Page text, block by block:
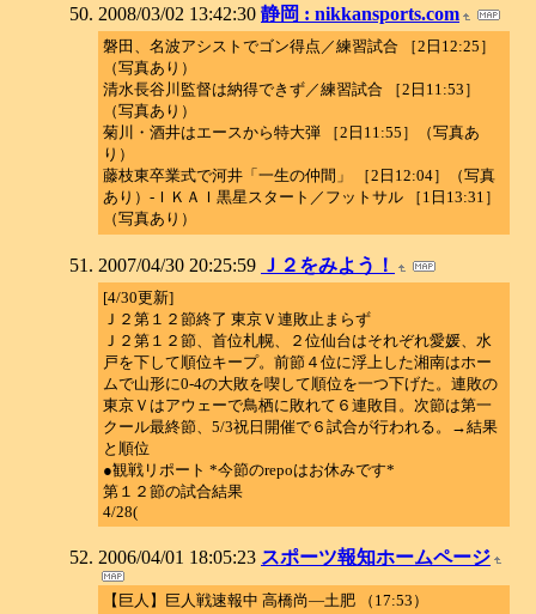
2008/03/02 13:42:30 静岡 : nikkansports.com
磐田、名波アシストでゴン得点／練習試合 ［2日12:25］
（写真あり）
清水長谷川監督は納得できず／練習試合 ［2日11:53］
（写真あり）
菊川・酒井はエースから特大弾 ［2日11:55］（写真あ
り）
藤枝東卒業式で河井「一生の仲間」 ［2日12:04］（写真
あり）-ＩＫＡＩ黒星スタート／フットサル ［1日13:31］
（写真あり）
2007/04/30 20:25:59 Ｊ２をみよう！
[4/30更新]
Ｊ２第１２節終了 東京Ｖ連敗止まらず
Ｊ２第１２節、首位札幌、２位仙台はそれぞれ愛媛、水
戸を下して順位キープ。前節４位に浮上した湘南はホー
ムで山形に0-4の大敗を喫して順位を一つ下げた。連敗の
東京Ｖはアウェーで鳥栖に敗れて６連敗目。次節は第一
クール最終節、5/3祝日開催で６試合が行われる。→結果
と順位
●観戦リポート *今節のrepoはお休みです*
第１２節の試合結果
4/28(
2006/04/01 18:05:23 スポーツ報知ホームページ
【巨人】巨人戦速報中 高橋尚―土肥 （17:53）